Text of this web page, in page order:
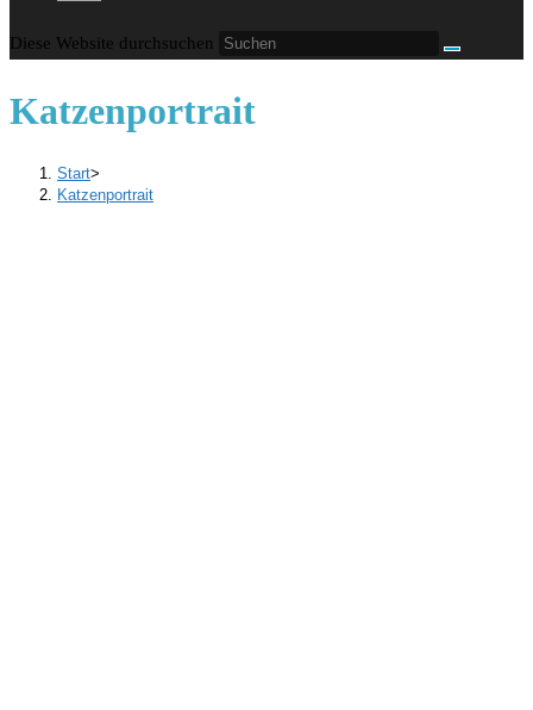
Diese Website durchsuchen
Katzenportrait
Start>
Katzenportrait